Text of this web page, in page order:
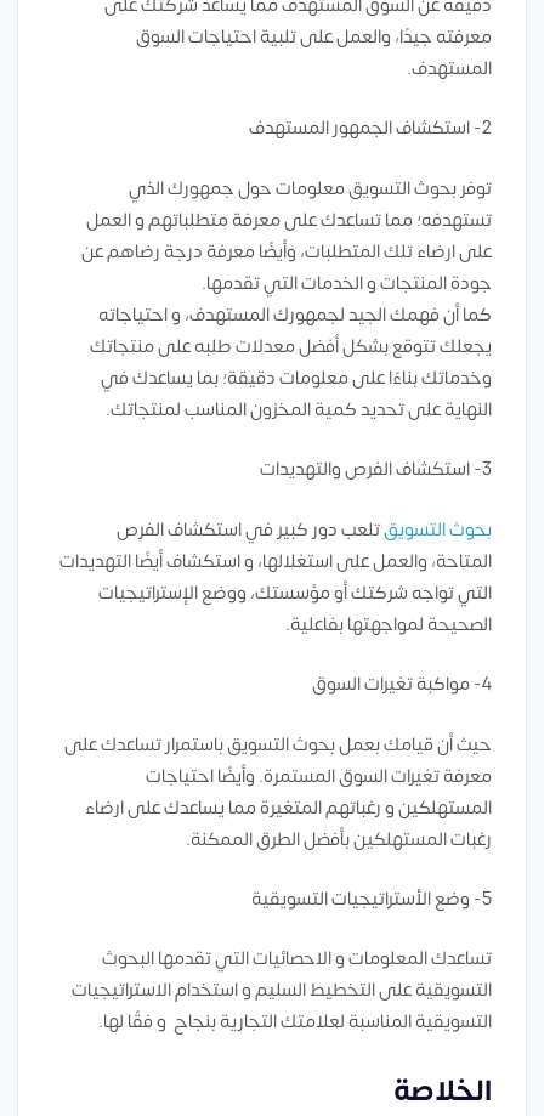
معرفته جيدًا، والعمل على تلبية احتياجات السوق
المستهدف.
2- استكشاف الجمهور المستهدف
توفر بحوث التسويق معلومات حول جمهورك الذي
تستهدفه؛ مما تساعدك على معرفة متطلباتهم و العمل
على ارضاء تلك المتطلبات، وأيضًا معرفة درجة رضاهم عن
جودة المنتجات و الخدمات التي تقدمها.
كما أن فهمك الجيد لجمهورك المستهدف، و احتياجاته
يجعلك تتوقع بشكل أفضل معدلات طلبه على منتجاتك
وخدماتك بناءًا على معلومات دقيقة؛ بما يساعدك في
النهاية على تحديد كمية المخزون المناسب لمنتجاتك.
3- استكشاف الفرص والتهديدات
بحوث التسويقتلعب دور كبير في استكشاف الفرص
المتاحة، والعمل على استغلالها، و استكشاف أيضًا التهديدات
التي تواجه شركتك أو مؤسستك، ووضع الإستراتيجيات
الصحيحة لمواجهتها بفاعلية.
4- مواكبة تغيرات السوق
حيث أن قيامك بعمل بحوث التسويق باستمرار تساعدك على
معرفة تغيرات السوق المستمرة. وأيضًا احتياجات
المستهلكين و رغباتهم المتغيرة مما يساعدك على ارضاء
رغبات المستهلكين بأفضل الطرق الممكنة.
5- وضع الأستراتيجيات التسويقية
تساعدك المعلومات و الاحصائيات التي تقدمها البحوث
التسويقية على التخطيط السليم و استخدام الاستراتيجيات
التسويقية المناسبة لعلامتك التجارية بنجاح و فقًا لها.
الخلاصة